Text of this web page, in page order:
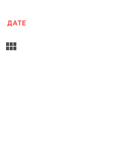
ДАТЕ